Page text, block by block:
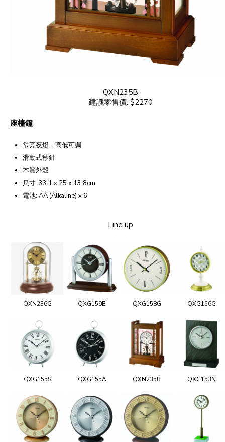
QXN235B
建議零售價: $2270
座檯鐘
常亮夜燈，高低可調
滑動式秒針
木質外殼
尺寸: 33.1 x 25 x 13.8cm
電池: AA (Alkaline) x 6
Line up
QXN236G QXG159B QXG158G QXG156G
QXG155S QXG155A QXN235B QXG153N